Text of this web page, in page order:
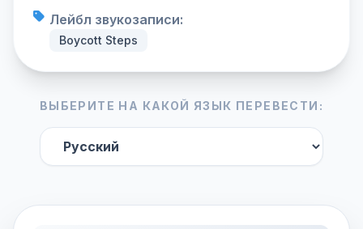
Лейбл звукозаписи:
Boycott Steps
ВЫБЕРИТЕ НА КАКОЙ ЯЗЫК ПЕРЕВЕСТИ: